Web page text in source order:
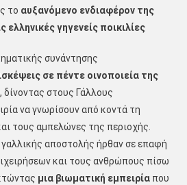
το αυξανόμενο ενδιαφέρον της
ελληνικές γηγενείς ποικιλίες
συνάντησης
σε πέντε οινοποιεία της
, δίνοντας στους Γάλλους
να γνωρίσουν από κοντά τη
τους αμπελώνες της περιοχής.
αποστολής ήρθαν σε επαφή
και τους ανθρώπους πίσω
μια βιωματική εμπειρίαπου